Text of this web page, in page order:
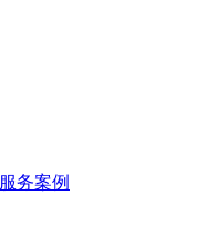
服务案例